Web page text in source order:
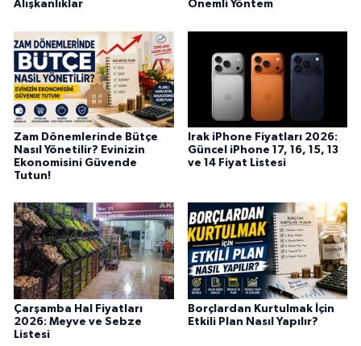
Alışkanlıklar Önemli Yöntem
Zam Dönemlerinde Bütçe
Nasıl Yönetilir? Evinizin
Ekonomisini Güvende
Tutun!
Irak iPhone Fiyatları 2026:
Güncel iPhone 17, 16, 15, 13
ve 14 Fiyat Listesi
Çarşamba Hal Fiyatları
2026: Meyve ve Sebze
Listesi
Borçlardan Kurtulmak İçin
Etkili Plan Nasıl Yapılır?